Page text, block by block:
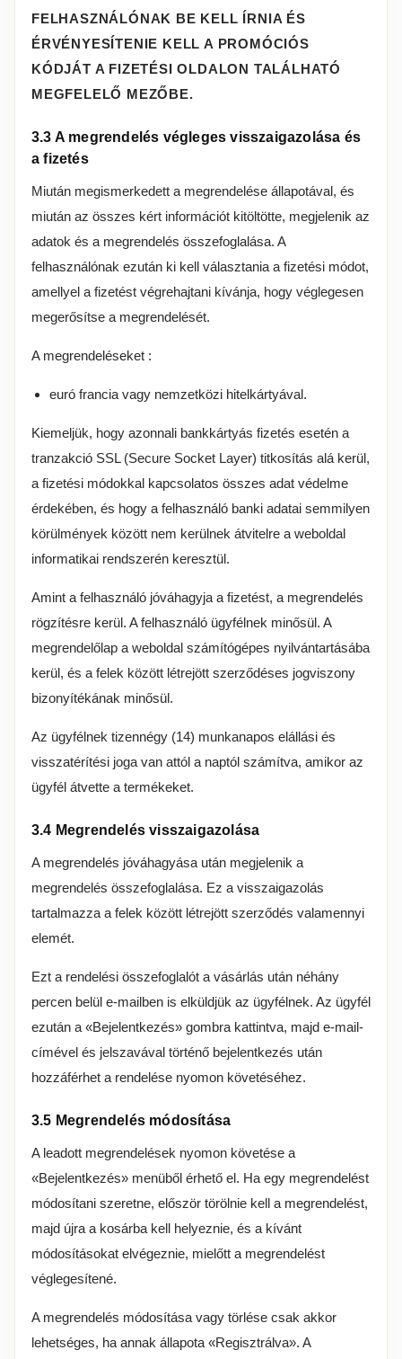
FELHASZNÁLÓNAK BE KELL ÍRNIA ÉS
ÉRVÉNYESÍTENIE KELL A PROMÓCIÓS
KÓDJÁT A FIZETÉSI OLDALON TALÁLHATÓ
MEGFELELŐ MEZŐBE.
3.3 A megrendelés végleges visszaigazolása és
a fizetés
Miután megismerkedett a megrendelése állapotával, és
miután az összes kért információt kitöltötte, megjelenik az
adatok és a megrendelés összefoglalása. A
felhasználónak ezután ki kell választania a fizetési módot,
amellyel a fizetést végrehajtani kívánja, hogy véglegesen
megerősítse a megrendelését.
A megrendeléseket :
euró francia vagy nemzetközi hitelkártyával.
Kiemeljük, hogy azonnali bankkártyás fizetés esetén a
tranzakció SSL (Secure Socket Layer) titkosítás alá kerül,
a fizetési módokkal kapcsolatos összes adat védelme
érdekében, és hogy a felhasználó banki adatai semmilyen
körülmények között nem kerülnek átvitelre a weboldal
informatikai rendszerén keresztül.
Amint a felhasználó jóváhagyja a fizetést, a megrendelés
rögzítésre kerül. A felhasználó ügyfélnek minősül. A
megrendelőlap a weboldal számítógépes nyilvántartásába
kerül, és a felek között létrejött szerződéses jogviszony
bizonyítékának minősül.
Az ügyfélnek tizennégy (14) munkanapos elállási és
visszatérítési joga van attól a naptól számítva, amikor az
ügyfél átvette a termékeket.
3.4 Megrendelés visszaigazolása
A megrendelés jóváhagyása után megjelenik a
megrendelés összefoglalása. Ez a visszaigazolás
tartalmazza a felek között létrejött szerződés valamennyi
elemét.
Ezt a rendelési összefoglalót a vásárlás után néhány
percen belül e-mailben is elküldjük az ügyfélnek. Az ügyfél
ezután a «Bejelentkezés» gombra kattintva, majd e-mail-
címével és jelszavával történő bejelentkezés után
hozzáférhet a rendelése nyomon követéséhez.
3.5 Megrendelés módosítása
A leadott megrendelések nyomon követése a
«Bejelentkezés» menüből érhető el. Ha egy megrendelést
módosítani szeretne, először törölnie kell a megrendelést,
majd újra a kosárba kell helyeznie, és a kívánt
módosításokat elvégeznie, mielőtt a megrendelést
véglegesítené.
A megrendelés módosítása vagy törlése csak akkor
lehetséges, ha annak állapota «Regisztrálva». A